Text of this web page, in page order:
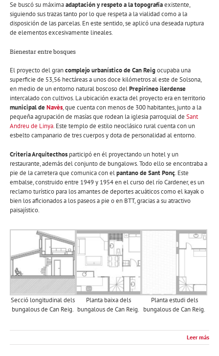
Se buscó su máximaadaptación y respeto a la topografíaexistente,
siguiendo sus trazas tanto por lo que respeta a la vialidad como a la
disposición de las parcelas. En este sentido, se aplicó una deseada ruptura
de elementos excesivamente lineales.
Bienestar entre bosques
El proyecto del grancomplejo urbanístico de Can Reigocupaba una
superficie de 53,56 hectáreas a unos doce kilómetros al este de Solsona,
en medio de un entorno natural boscoso delPrepirineo ilerdense
intercalado con cultivos. La ubicación exacta del proyecto era en territorio
municipal deNavès, que cuenta con menos de 300 habitantes, junto a la
pequeña agrupación de masías que rodean la iglesia parroquial de Sant
Andreu de Linya. Este templo de estilo neoclásico rural cuenta con un
esbelto campanario de tres cuerpos y dota de personalidad al entorno.
Criteria Arquitecthos participó en él proyectando un hotel y un
restaurante, además del conjunto de bungalows. Todo ello se encontraba a
pie de la carretera que comunica con elpantano de Sant Ponç. Este
embalse, construido entre 1949 y 1954 en el curso del río Cardener, es un
reclamo turístico para los amantes de deportes acuáticos como el kayak o
bien los aficionados a los paseos a pie o en BTT, gracias a su atractivo
paisajístico.
Secció longitudinal dels
bungalous de Can Reig.
Planta baixa dels
bungalous de Can Reig.
Planta estudi dels
bungalous de Can Reig.
Leer más